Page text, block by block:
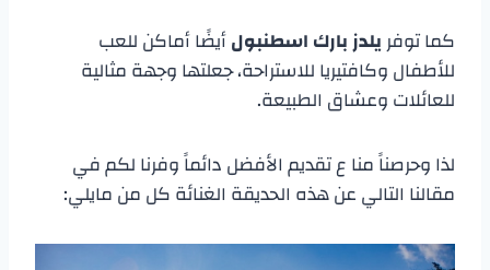
كما توفريلدز بارك اسطنبولأيضًا أماكن للعب
للأطفال وكافتيريا للاستراحة، جعلتها وجهة مثالية
للعائلات وعشاق الطبيعة.
لذا وحرصناً منا ع تقديم الأفضل دائماً وفرنا لكم في
مقالنا التالي عن هذه الحديقة الغنائة كل من مايلي: